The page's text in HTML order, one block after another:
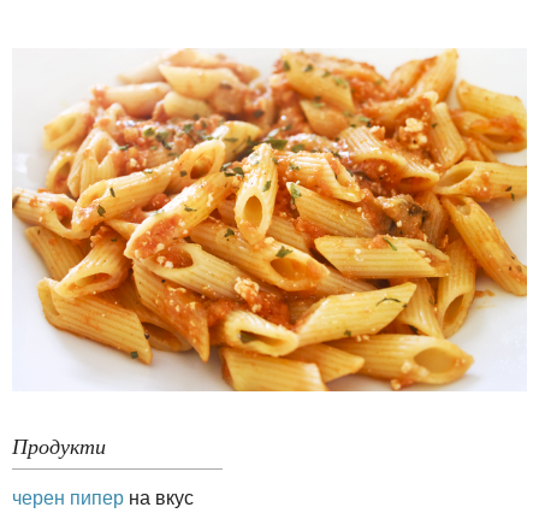
Продукти
черен пипер на вкус